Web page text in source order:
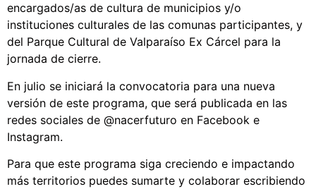
encargados/as de cultura de municipios y/o
instituciones culturales de las comunas participantes, y
del Parque Cultural de Valparaíso Ex Cárcel para la
jornada de cierre.
En julio se iniciará la convocatoria para una nueva
versión de este programa, que será publicada en las
redes sociales de @nacerfuturo en Facebook e
Instagram.
Para que este programa siga creciendo e impactando
más territorios puedes sumarte y colaborar escribiendo